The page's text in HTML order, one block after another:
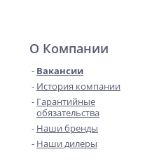
О Компании
Вакансии
История компании
Гарантийные
обязательства
Наши бренды
Наши дилеры